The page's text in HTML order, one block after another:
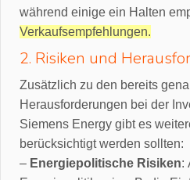
während einige ein Halten
Verkaufsempfehlungen.
2. Risiken und
Zusätzlich zu den bereits
Herausforderungen bei der
Siemens Energy gibt es
berücksichtigt werden sollten:
– Energiepolitische Risiken: